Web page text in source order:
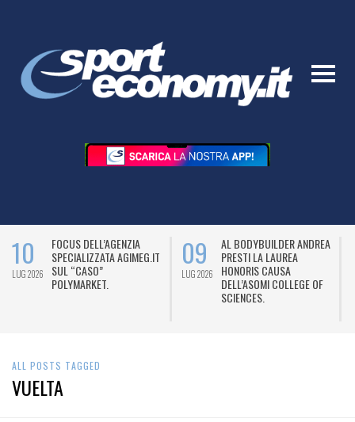
10
LUG 2026
FOCUS DELL’AGENZIA
SPECIALIZZATA AGIMEG.IT
SUL “CASO”
POLYMARKET.
09
LUG 2026
AL BODYBUILDER ANDREA
PRESTI LA LAUREA
HONORIS CAUSA
DELL’ASOMI COLLEGE OF
SCIENCES.
ALL POSTS TAGGED
VUELTA